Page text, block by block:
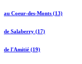
au Coeur-des-Monts (13)
de Salaberry (17)
de l'Amitié (19)